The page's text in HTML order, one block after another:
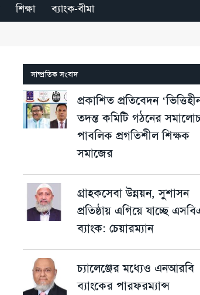
শিক্ষা ব্যাংক-বীমা
সাম্প্রতিক সংবাদ
প্রকাশিত প্রতিবেদন
তদন্ত কমিটি গঠনের
পাবলিক প্রগতিশীল শিক্ষক
সমাজের
গ্রাহকসেবা উন্নয়ন, সুশাসন
প্রতিষ্ঠায় এগিয়ে যাচ্ছে
ব্যাংক: চেয়ারম্যান
চ্যালেঞ্জের মধ্যেও এনআরবি
ব্যাংকের পারফরম্যান্স